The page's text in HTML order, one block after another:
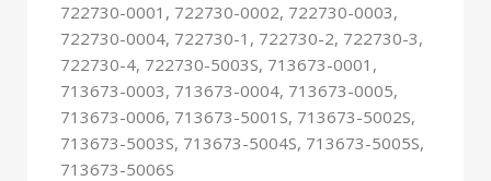
722730-0001, 722730-0002, 722730-0003,
722730-0004, 722730-1, 722730-2, 722730-3,
722730-4, 722730-5003S, 713673-0001,
713673-0003, 713673-0004, 713673-0005,
713673-0006, 713673-5001S, 713673-5002S,
713673-5003S, 713673-5004S, 713673-5005S,
713673-5006S